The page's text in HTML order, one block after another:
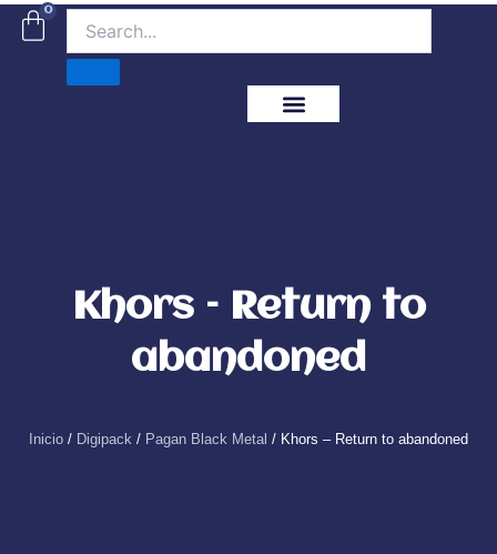
contenido
0
Carrito
Khors – Return to
abandoned
Inicio / Digipack / Pagan Black Metal / Khors – Return to abandoned